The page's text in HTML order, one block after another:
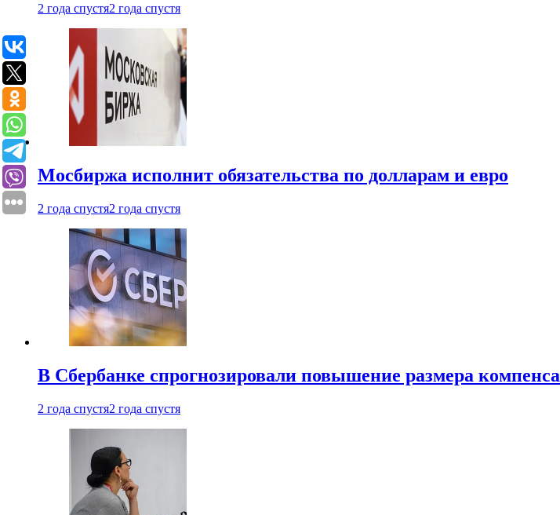
2 года спустя2 года спустя
Мосбиржа исполнит обязательства по долларам и евро
2 года спустя2 года спустя
В Сбербанке спрогнозировали повышение размера
2 года спустя2 года спустя